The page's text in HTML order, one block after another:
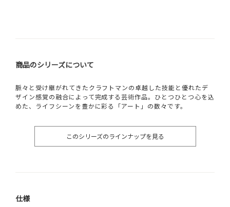
商品のシリーズについて
脈々と受け継がれてきたクラフトマンの卓越した技能と優れたデ
ザイン感覚の融合によって完成する芸術作品。ひとつひとつ心を込
めた、ライフシーンを豊かに彩る「アート」の数々です。
このシリーズのラインナップを見る
仕様